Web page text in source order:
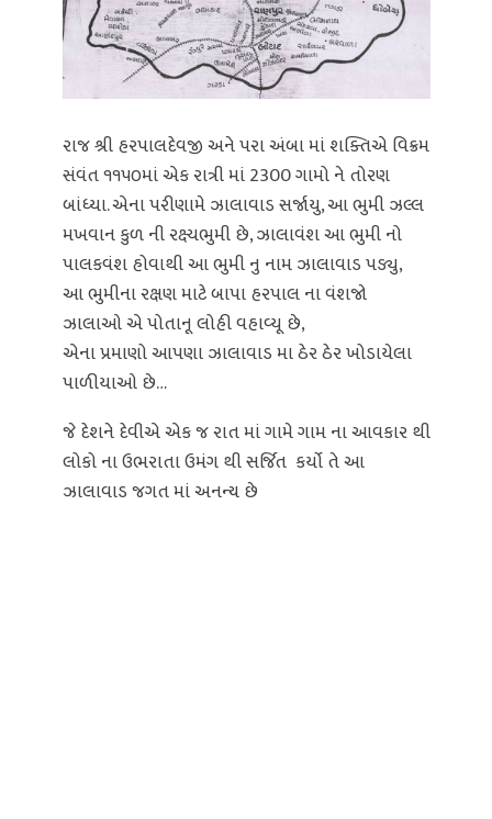
રાજ શ્રી હરપાલદેવજી અને પરા અંબા માં શક્તિએ વિક્રમ
સંવંત ૧૧૫૦માં એક રાત્રી માં 2300 ગામો ને તોરણ
બાંધ્યા. એના પરીણામે ઝાલાવાડ સર્જાયુ, આ ભુમી ઝલ્લ
મખવાન કુળ ની રક્ષ્યભુમી છે, ઝાલાવંશ આ ભુમી નો
પાલકવંશ હોવાથી આ ભુમી નુ નામ ઝાલાવાડ પડ્યુ,
આ ભુમીના રક્ષણ માટે બાપા હરપાલ ના વંશજો
ઝાલાઓ એ પોતાનૂ લોહી વહાવ્યૂ છે,
એના પ્રમાણો આપણા ઝાલાવાડ મા ઠેર ઠેર ખોડાયેલા
પાળીયાઓ છે…
જે દેશને દેવીએ એક જ રાત માં ગામે ગામ ના આવકાર થી
લોકો ના ઉભરાતા ઉમંગ થી સર્જિત કર્યો તે આ
ઝાલાવાડ જગત માં અનન્ય છે